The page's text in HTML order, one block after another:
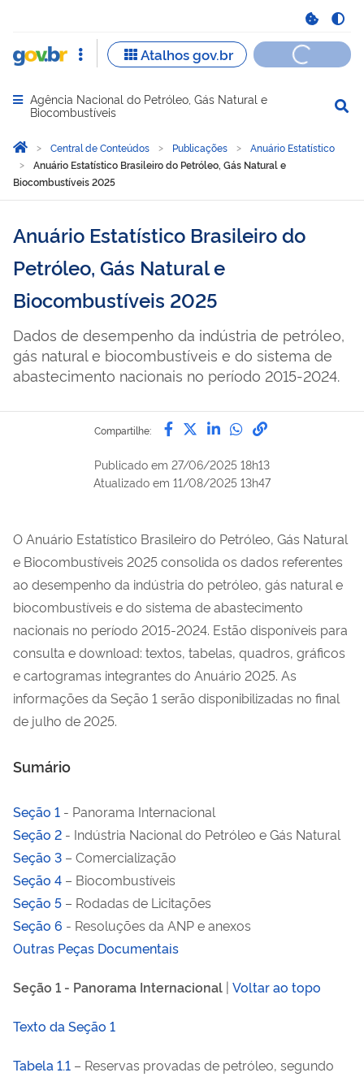
Abrir menu principal de navegação
Agência Nacional do Petróleo, Gás Natural e
Biocombustíveis
Você está aqui:
Página Inicial
Central de Conteúdos Publicações
Anuário Estatístico
Anuário Estatístico Brasileiro do Petróleo, Gás Natural e
Biocombustíveis 2025
Anuário Estatístico Brasileiro do
Petróleo, Gás Natural e
Biocombustíveis 2025
Dados de desempenho da indústria de petróleo,
gás natural e biocombustíveis e do sistema de
abastecimento nacionais no período 2015-2024.
Compartilhe: Compartilhe por Facebook
Compartilhe por Twitter
Compartilhe por
Compartilhe
link para
Publicado em 27/06/2025 18h13
Atualizado em 11/08/2025 13h47
O Anuário Estatístico Brasileiro do Petróleo, Gás Natural
e Biocombustíveis 2025 consolida os dados referentes
ao desempenho da indústria do petróleo, gás natural e
biocombustíveis e do sistema de abastecimento
nacionais no período 2015-2024. Estão disponíveis para
consulta e download: textos, tabelas, quadros, gráficos
e cartogramas integrantes do Anuário 2025. As
informações da Seção 1 serão disponibilizadas no final
de julho de 2025.
Sumário
Seção 1 - Panorama Internacional
Seção 2 - Indústria Nacional do Petróleo e Gás Natural
Seção 3 – Comercialização
Seção 4 – Biocombustíveis
Seção 5 – Rodadas de Licitações
Seção 6 - Resoluções da ANP e anexos
Outras Peças Documentais
Seção 1 - Panorama Internacional | Voltar ao topo
Texto da Seção 1
Tabela 1.1 – Reservas provadas de petróleo, segundo